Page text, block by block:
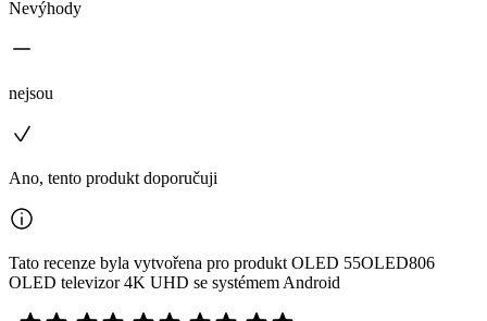
Nevýhody
nejsou
Ano, tento produkt doporučuji
Tato recenze byla vytvořena pro produkt OLED 55OLED806
OLED televizor 4K UHD se systémem Android